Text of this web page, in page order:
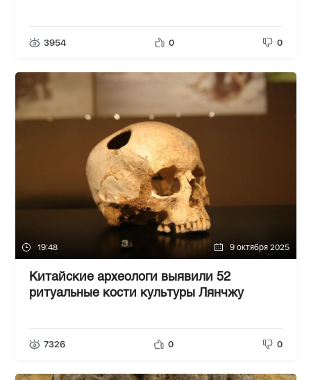
3954 0 0
19:48 9 октября 2025
Китайские археологи выявили 52
ритуальные кости культуры Лянчжу
7326 0 0